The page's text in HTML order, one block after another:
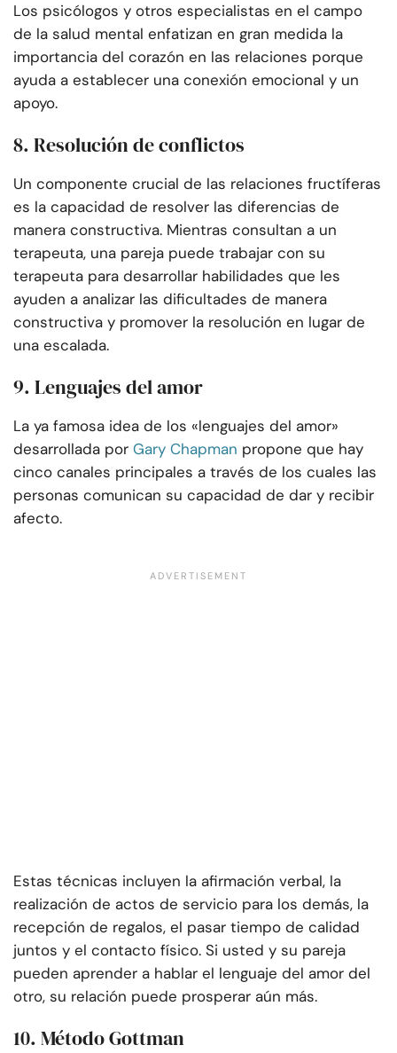
Los psicólogos y otros especialistas en el campo
de la salud mental enfatizan en gran medida la
importancia del corazón en las relaciones porque
ayuda a establecer una conexión emocional y un
apoyo.
8. Resolución de conflictos
Un componente crucial de las relaciones fructíferas
es la capacidad de resolver las diferencias de
manera constructiva. Mientras consultan a un
terapeuta, una pareja puede trabajar con su
terapeuta para desarrollar habilidades que les
ayuden a analizar las dificultades de manera
constructiva y promover la resolución en lugar de
una escalada.
9. Lenguajes del amor
La ya famosa idea de los «lenguajes del amor»
desarrollada por Gary Chapman propone que hay
cinco canales principales a través de los cuales las
personas comunican su capacidad de dar y recibir
afecto.
Estas técnicas incluyen la afirmación verbal, la
realización de actos de servicio para los demás, la
recepción de regalos, el pasar tiempo de calidad
juntos y el contacto físico. Si usted y su pareja
pueden aprender a hablar el lenguaje del amor del
otro, su relación puede prosperar aún más.
10. Método Gottman